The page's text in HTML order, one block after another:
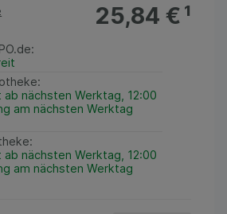
25,84 €¹
:
:
ab nächsten Werktag, 12:00
am nächsten Werktag
:
ab nächsten Werktag, 12:00
am nächsten Werktag